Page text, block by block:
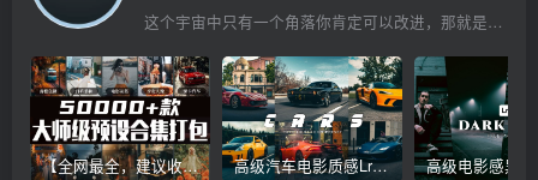
这个宇宙中只有一个角落你肯定可以改进，那就是你自己
【全网最全，建议收藏】5万多款Lr顶级调色预设合集，精心整理，分类清晰，摄影师调色师必备素材，够用一辈子！ 高级汽车电影质感Lr调色教程，手机滤镜PS+Lightroom预设下载！